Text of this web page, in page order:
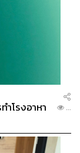
ำโรงอาหา
...